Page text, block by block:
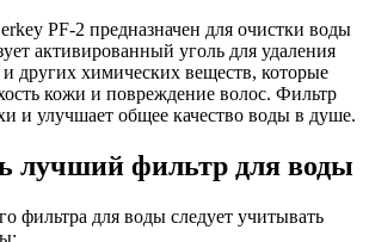
PF-2 предназначен для очистки воды
активированный уголь для удаления
других химических веществ, которые
кожи и повреждение волос. Фильтр
и улучшает общее качество воды в душе.
лучший фильтр для воды
фильтра для воды следует учитывать